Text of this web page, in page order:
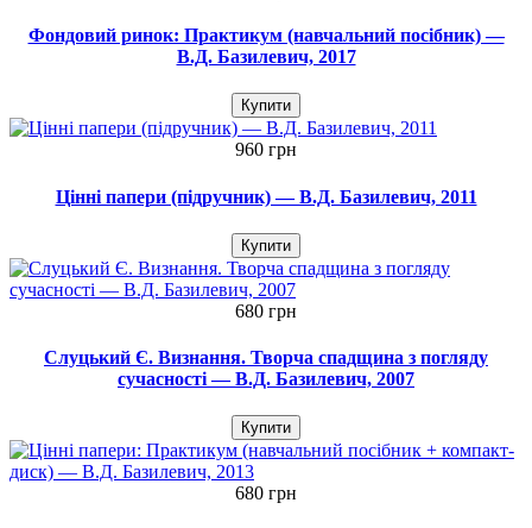
Фондовий ринок: Практикум (навчальний посібник) —
В.Д. Базилевич, 2017
Купити
960 грн
Цінні папери (підручник) — В.Д. Базилевич, 2011
Купити
680 грн
Слуцький Є. Визнання. Творча спадщина з погляду
сучасності — В.Д. Базилевич, 2007
Купити
680 грн